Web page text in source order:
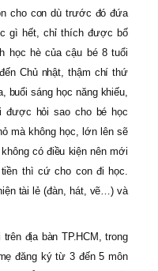
cho con dù trước đó đứa
gì hết, chỉ thích được bố
học hè của cậu bé 8 tuổi
Chủ nhật, thậm chí thứ
buổi sáng học năng khiếu,
được hỏi sao cho bé học
mà không học, lớn lên sẽ
có điều kiện nên mới
thì cứ cho con đi học.
tài lẻ (đàn, hát, vẽ…) và
địa bàn TP.HCM, trong
đăng ký từ 3 đến 5 môn